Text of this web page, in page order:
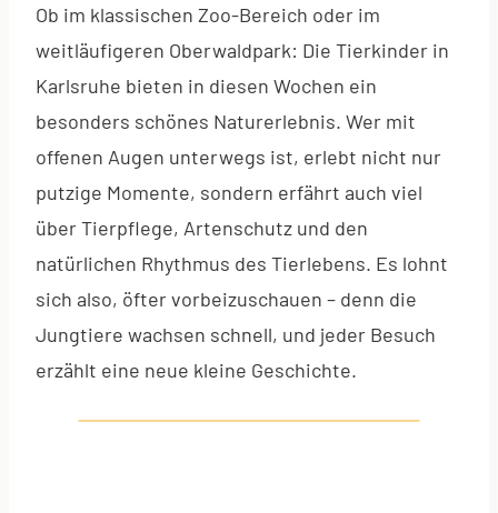
Ob im klassischen Zoo-Bereich oder im
weitläufigeren Oberwaldpark: Die Tierkinder in
Karlsruhe bieten in diesen Wochen ein
besonders schönes Naturerlebnis. Wer mit
offenen Augen unterwegs ist, erlebt nicht nur
putzige Momente, sondern erfährt auch viel
über Tierpflege, Artenschutz und den
natürlichen Rhythmus des Tierlebens. Es lohnt
sich also, öfter vorbeizuschauen – denn die
Jungtiere wachsen schnell, und jeder Besuch
erzählt eine neue kleine Geschichte.